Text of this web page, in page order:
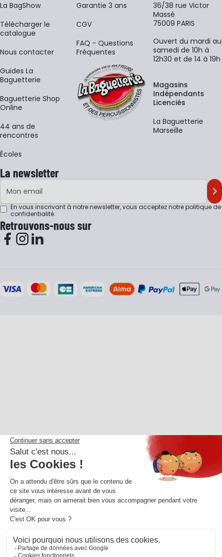
La BagShow
​Télécharger le
catalogue
Nous contacter
Guides La
Baguetterie
Baguetterie Shop
Online
44 ans de
rencontres
Écoles
Garantie 3 ans
CGV
FAQ - Questions
Fréquentes
36/38 rue Victor
Massé
75009 PARIS
Ouvert du mardi au
samedi de 10h à
12h30 et de 14 à 19h
Magasins
Indépendants
Licenciés
La Baguetterie
Marseille
La newsletter
Adresse e-mail
En vous inscrivant à notre newsletter, vous acceptez notrepolitique de
confidentialité.
Retrouvons-nous sur